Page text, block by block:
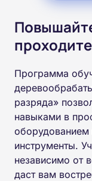
Программа
разряда»
навыками в
оборудованием
инструменты.
независимо от
даст вам